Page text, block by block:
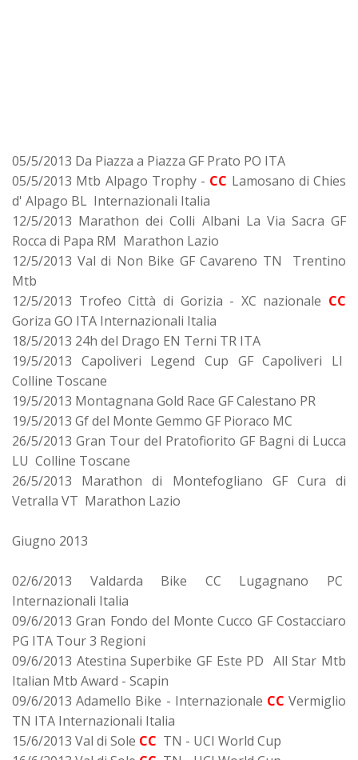
05/5/2013 Da Piazza a Piazza GF Prato PO ITA
05/5/2013 Mtb Alpago Trophy - CC Lamosano di Chies
d' Alpago BL Internazionali Italia
12/5/2013 Marathon dei Colli Albani La Via Sacra GF
Rocca di Papa RM Marathon Lazio
12/5/2013 Val di Non Bike GF Cavareno TN Trentino
Mtb
12/5/2013 Trofeo Città di Gorizia - XC nazionale CC
Goriza GO ITA Internazionali Italia
18/5/2013 24h del Drago EN Terni TR ITA
19/5/2013 Capoliveri Legend Cup GF Capoliveri LI
Colline Toscane
19/5/2013 Montagnana Gold Race GF Calestano PR
19/5/2013 Gf del Monte Gemmo GF Pioraco MC
26/5/2013 Gran Tour del Pratofiorito GF Bagni di Lucca
LU Colline Toscane
26/5/2013 Marathon di Montefogliano GF Cura di
Vetralla VT Marathon Lazio
Giugno 2013
02/6/2013 Valdarda Bike CC Lugagnano PC
Internazionali Italia
09/6/2013 Gran Fondo del Monte Cucco GF Costacciaro
PG ITA Tour 3 Regioni
09/6/2013 Atestina Superbike GF Este PD All Star Mtb
Italian Mtb Award - Scapin
09/6/2013 Adamello Bike - Internazionale CC Vermiglio
TN ITA Internazionali Italia
15/6/2013 Val di Sole CC TN - UCI World Cup